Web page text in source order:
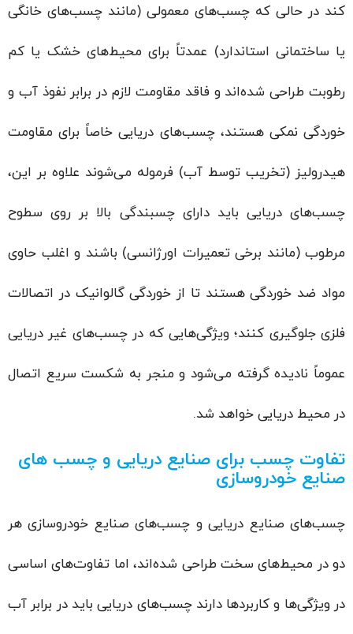
کند در حالی که چسب‌های معمولی (مانند چسب‌های خانگی
یا ساختمانی استاندارد) عمدتاً برای محیط‌های خشک یا کم
رطوبت طراحی شده‌اند و فاقد مقاومت لازم در برابر نفوذ آب و
خوردگی نمکی هستند، چسب‌های دریایی خاصاً برای مقاومت
هیدرولیز (تخریب توسط آب) فرموله می‌شوند علاوه بر این،
چسب‌های دریایی باید دارای چسبندگی بالا بر روی سطوح
مرطوب (مانند برخی تعمیرات اورژانسی) باشند و اغلب حاوی
مواد ضد خوردگی هستند تا از خوردگی گالوانیک در اتصالات
فلزی جلوگیری کنند؛ ویژگی‌هایی که در چسب‌های غیر دریایی
عموماً نادیده گرفته می‌شود و منجر به شکست سریع اتصال
در محیط دریایی خواهد شد.
تفاوت چسب برای صنایع دریایی و چسب های
صنایع خودروسازی
چسب‌های صنایع دریایی و چسب‌های صنایع خودروسازی هر
دو در محیط‌های سخت طراحی شده‌اند، اما تفاوت‌های اساسی
در ویژگی‌ها و کاربردها دارند چسب‌های دریایی باید در برابر آب